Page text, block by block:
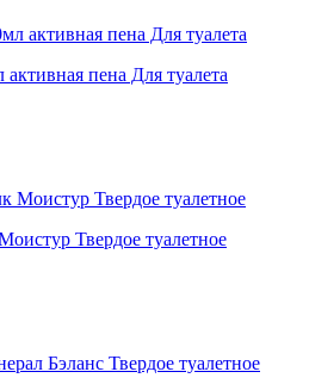
пена Для туалета
Твердое туалетное